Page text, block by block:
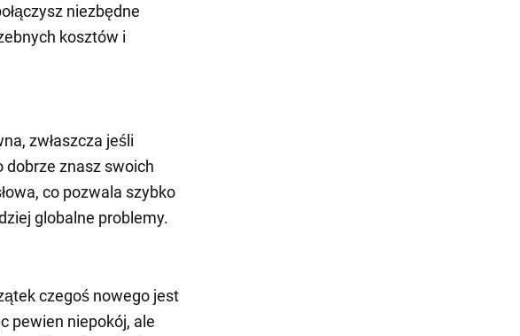
niezbędne
kosztów i
zwłaszcza jeśli
dobrze znasz swoich
co pozwala szybko
globalne problemy.
czegoś nowego jest
pewien niepokój, ale